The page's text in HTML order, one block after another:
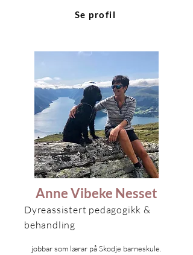
Se profil
Anne Vibeke Nesset
Dyreassistert pedagogikk &
behandling
jobbar som lærar på Skodje barneskule.